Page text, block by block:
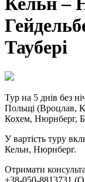
Таубері
Тур на 5 днів без
Польщі (Вроцлав,
Кохем, Нюрнберг,
У вартість туру
Кельн, Нюрнберг.
Отримати
+38-050-8813731